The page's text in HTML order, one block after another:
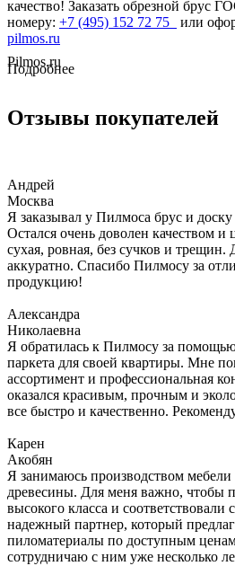
качество! Заказать обрезной брус
номеру: +7 (495) 152 72 75
или
pilmos.ru
Подробнее
Pilmos.ru
Отзывы покупателей
Андрей
Москва
Я заказывал у Пилмоса брус и доску
Остался очень доволен качеством
сухая, ровная, без сучков и трещин.
аккуратно. Спасибо Пилмосу за
продукцию!
Александра
Николаевна
Я обратилась к Пилмосу за
паркета для своей квартиры. Мне
ассортимент и профессиональная
оказался красивым, прочным и
все быстро и качественно.
Карен
Акобян
Я занимаюсь производством мебели
древесины. Для меня важно, чтобы
высокого класса и
надежный партнер, который
пиломатериалы по доступным
сотрудничаю с ним уже несколько